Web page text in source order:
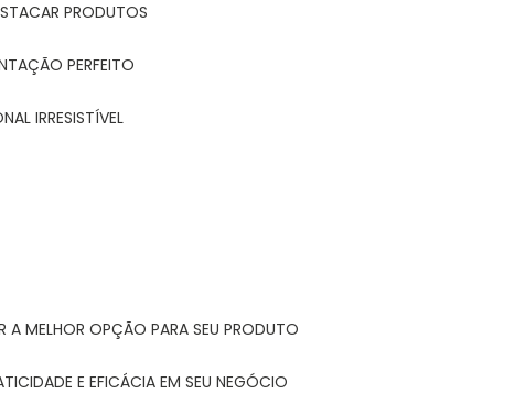
PRODUTOS
PERFEITO
IRRESISTÍVEL
A MELHOR OPÇÃO PARA SEU PRODUTO
E EFICÁCIA EM SEU NEGÓCIO